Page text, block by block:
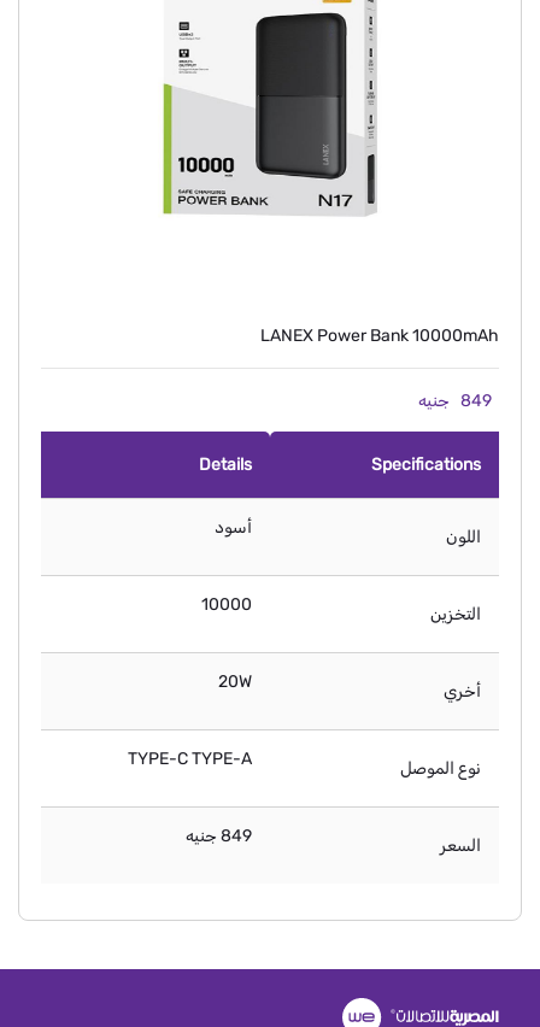
LANEX Power Bank 10000mAh
849 جنيه
Specifications
Details
اللون أسود
التخزين 10000
أخري 20W
نوع الموصل TYPE-C TYPE-A
السعر 849 جنيه